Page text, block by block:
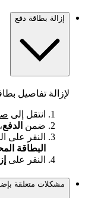
إزالة بطاقة دفع
لإزالة تفاصيل
انتقل إلى
ضمن الدفع
النقر على
البطاقة
النقر على
مشكلات متعلقة